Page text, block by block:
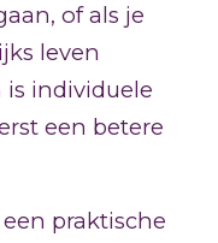
of als je
leven
individuele
een betere
praktische